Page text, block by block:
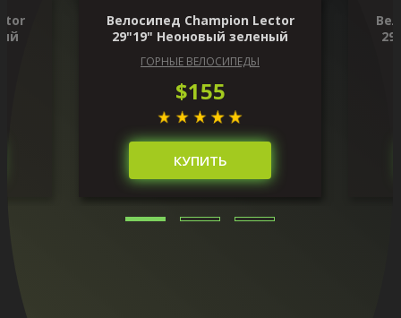
Велосипед Champion Lector
29"19" Неоновый зеленый
ГОРНЫЕ ВЕЛОСИПЕДЫ
$155
КУПИТЬ